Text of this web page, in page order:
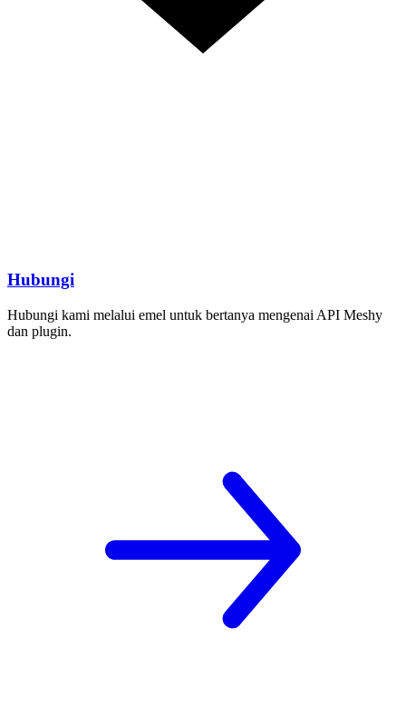
Hubungi
Hubungi kami melalui emel untuk bertanya mengenai API Meshy
dan plugin.